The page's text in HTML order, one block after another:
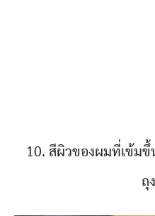
10. สีผิวของผมที่เข้มขึ้
ถุ